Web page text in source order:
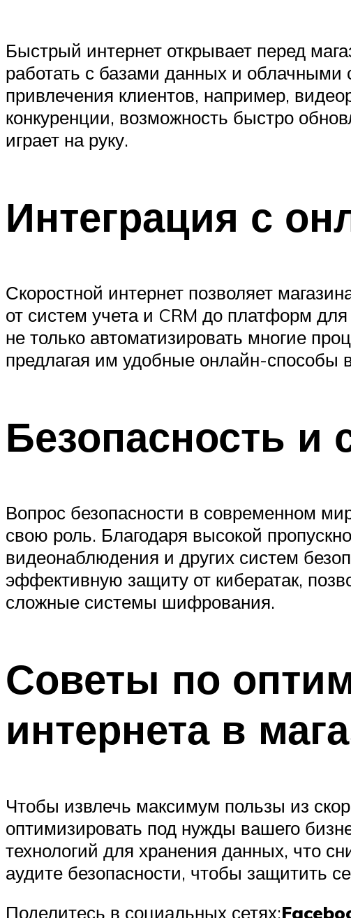
Быстрый интернет открывает перед
работать с базами данных и
привлечения клиентов, например,
конкуренции, возможность быстро
играет на руку.
Интеграция с
Скоростной интернет позволяет
от систем учета и CRM до платформ
не только автоматизировать многие
предлагая им удобные онлайн-способы
Безопасность и
Вопрос безопасности в современном
свою роль. Благодаря высокой
видеонаблюдения и других систем
эффективную защиту от кибератак,
сложные системы шифрования.
Советы по
интернета в
Чтобы извлечь максимум пользы из
оптимизировать под нужды вашего
технологий для хранения данных, что
аудите безопасности, чтобы защитить
Поделитесь в социальных сетях: